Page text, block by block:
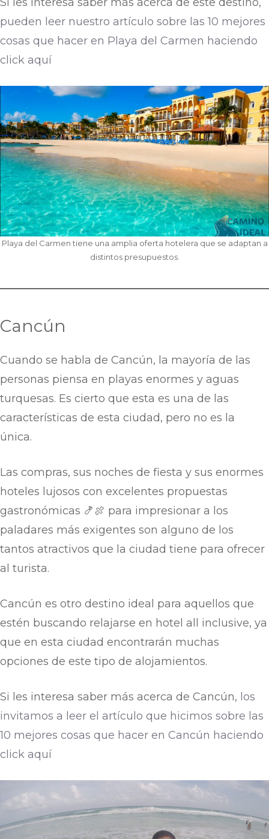
pueden leer nuestro artículo sobre las 10 mejores
cosas que hacer en Playa del Carmen haciendo
click aquí
Playa del Carmen tiene una amplia oferta hotelera que se adaptan a
distintos presupuestos.
Cancún
Cuando se habla de Cancún, la mayoría de las
personas piensa en playas enormes y aguas
turquesas. Es cierto que esta es una de las
características de esta ciudad, pero no es la
única.
Las compras, sus noches de fiesta y sus enormes
hoteles lujosos con excelentes propuestas
gastronómicas 🍤🍖 para impresionar a los
paladares más exigentes son alguno de los
tantos atractivos que la ciudad tiene para ofrecer
al turista.
Cancún es otro destino ideal para aquellos que
estén buscando relajarse en hotel all inclusive, ya
que en esta ciudad encontrarán muchas
opciones de este tipo de alojamientos.
Si les interesa saber más acerca de Cancún, los
invitamos a leer el artículo que hicimos sobre las
10 mejores cosas que hacer en Cancún haciendo
click aquí